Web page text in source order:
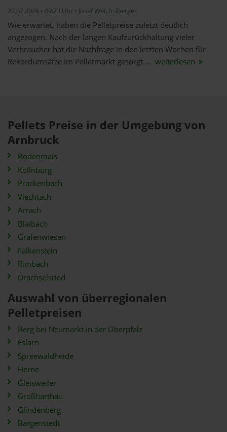
27.07.2026 • 09:23 Uhr • Josef Weichslberger
Wie erwartet, haben die Pelletpreise zuletzt deutlich
angezogen. Nach der langen Kaufzurückhaltung vieler
Verbraucher hat die Nachfrage in den letzten Wochen für
Rekordumsätze im Pelletmarkt gesorgt.... weiterlesen
Pellets Preise in der Umgebung von
Arnbruck
Bodenmais
Kollnburg
Prackenbach
Viechtach
Arrach
Blaibach
Grafenwiesen
Falkenstein
Rimbach
Drachselsried
Auswahl von überregionalen
Pelletpreisen
Berg bei Neumarkt in der Oberpfalz
Eslarn
Spreewaldheide
Herne
Gleisweiler
Großharthau
Glindenberg
Bargenstedt